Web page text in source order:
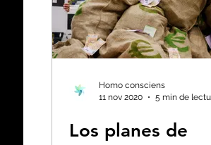
Amazonas - Selvas
Calentamiento global -
Homo consciens
11 nov 2020
5 min de
Los planes de